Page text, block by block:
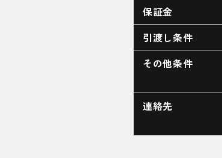
保証金
引渡し条件
その他条件
連絡先